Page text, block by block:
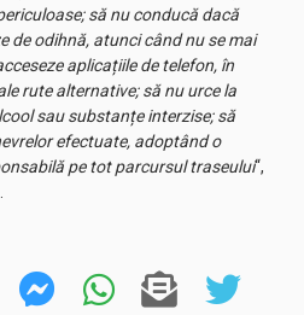
să nu conducă dacă
de odihnă, atunci când nu se mai
aplicațiile de telefon, în
rute alternative; să nu urce la
sau substanțe interzise; să
efectuate, adoptând o
pe tot parcursul traseului“,